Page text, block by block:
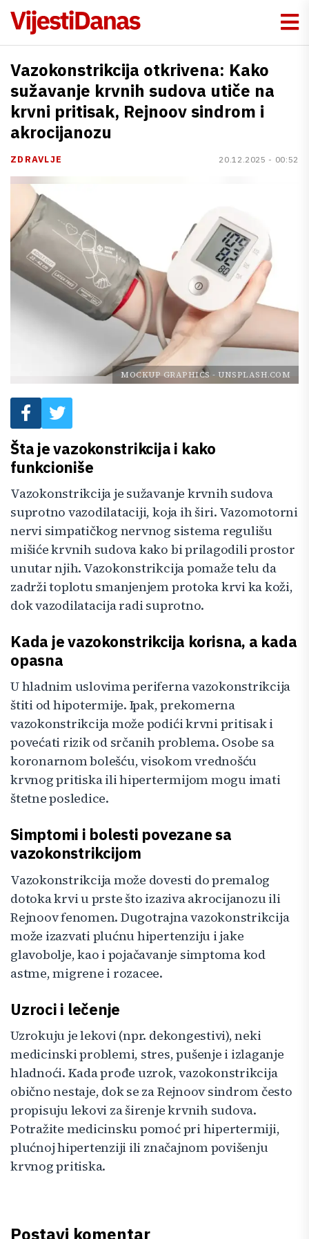
Vazokonstrikcija otkrivena: Kako
sužavanje krvnih sudova utiče na
krvni pritisak, Rejnoov sindrom i
akrocijanozu
ZDRAVLJE 20.12.2025 - 00:52
MOCKUP GRAPHICS - UNSPLASH.COM
Šta je vazokonstrikcija i kako
funkcioniše
Vazokonstrikcija je sužavanje krvnih sudova
suprotno vazodilataciji, koja ih širi. Vazomotorni
nervi simpatičkog nervnog sistema regulišu
mišiće krvnih sudova kako bi prilagodili prostor
unutar njih. Vazokonstrikcija pomaže telu da
zadrži toplotu smanjenjem protoka krvi ka koži,
dok vazodilatacija radi suprotno.
Kada je vazokonstrikcija korisna, a kada
opasna
U hladnim uslovima periferna vazokonstrikcija
štiti od hipotermije. Ipak, prekomerna
vazokonstrikcija može podići krvni pritisak i
povećati rizik od srčanih problema. Osobe sa
koronarnom bolešću, visokom vrednošću
krvnog pritiska ili hipertermijom mogu imati
štetne posledice.
Simptomi i bolesti povezane sa
vazokonstrikcijom
Vazokonstrikcija može dovesti do premalog
dotoka krvi u prste što izaziva akrocijanozu ili
Rejnoov fenomen. Dugotrajna vazokonstrikcija
može izazvati plućnu hipertenziju i jake
glavobolje, kao i pojačavanje simptoma kod
astme, migrene i rozacee.
Uzroci i lečenje
Uzrokuju je lekovi (npr. dekongestivi), neki
medicinski problemi, stres, pušenje i izlaganje
hladnoći. Kada prođe uzrok, vazokonstrikcija
obično nestaje, dok se za Rejnoov sindrom često
propisuju lekovi za širenje krvnih sudova.
Potražite medicinsku pomoć pri hipertermiji,
plućnoj hipertenziji ili značajnom povišenju
krvnog pritiska.
Postavi komentar